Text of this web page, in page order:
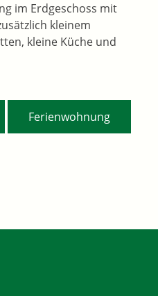
im Erdgeschoss mit
kleinem
kleine Küche und
Ferienwohnung